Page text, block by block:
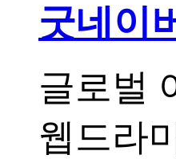
굿네이
글로벌
웹드라